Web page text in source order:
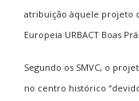
atribuição àquele projeto
Europeia URBACT Boas
Segundo os SMVC, o
no centro histórico